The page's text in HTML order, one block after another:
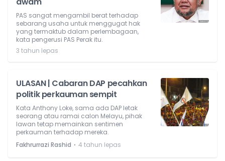
PAS sangat mengambil berat terhadap
sebarang usaha untuk menggugat hak
yang termaktub dalam perlembagaan,
kata pengerusi PAS Perak itu.
3 tahun lepas
ULASAN | Cabaran DAP pecahkan
politik perkauman sempit
Kata Anthony Loke, sama ada DAP letak
seorang atau ramai calon Melayu, pihak
lawan tetap memainkan sentimen
perkauman terhadap mereka.
Fakhrurrazi Rashid ⋅ 4 tahun lepas